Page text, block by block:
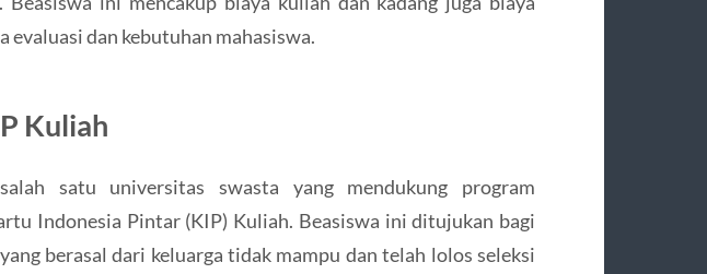
evaluasi dan kebutuhan mahasiswa.
Kuliah
satu universitas swasta yang mendukung program
Indonesia Pintar (KIP) Kuliah. Beasiswa ini ditujukan bagi
berasal dari keluarga tidak mampu dan telah lolos seleksi